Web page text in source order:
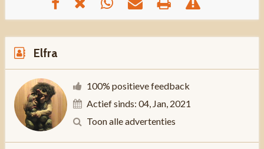
Elfra
100% positieve feedback
Actief sinds: 04, Jan, 2021
Toon alle advertenties